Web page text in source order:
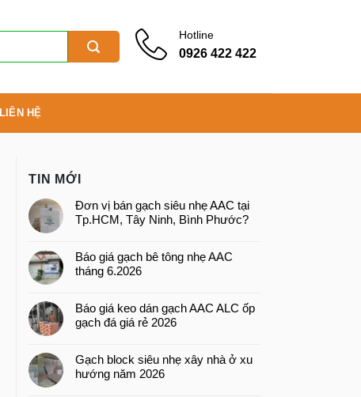
Hotline
0926 422 422
LIÊN HỆ
TIN MỚI
Đơn vị bán gạch siêu nhẹ AAC tại
Tp.HCM, Tây Ninh, Bình Phước?
Báo giá gạch bê tông nhẹ AAC
tháng 6.2026
Báo giá keo dán gạch AAC ALC ốp
gạch đá giá rẻ 2026
Gạch block siêu nhẹ xây nhà ở xu
hướng năm 2026